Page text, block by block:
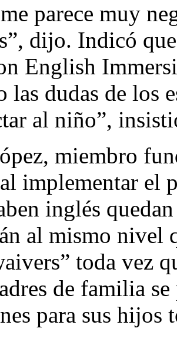
parece muy
dijo. Indicó
English
las dudas de los
al niño”,
miembro
implementar el
inglés
al mismo nivel
toda vez
de familia
para sus hijos